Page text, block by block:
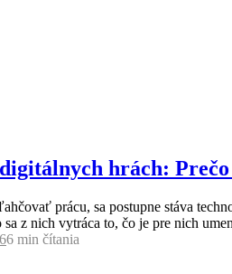
hrách:
prácu, sa postupne stáva
z nich vytráca to, čo je pre nich
6 min čítania